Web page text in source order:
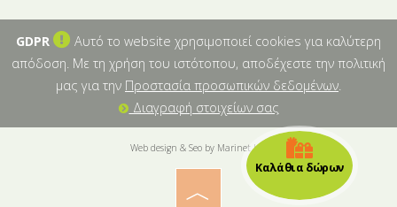
GDPR
Αυτό το website χρησιμοποιεί cookies για καλύτερη
απόδοση. Με τη χρήση του ιστότοπου, αποδέχεστε την πολιτική
μας για την Προστασία προσωπικών δεδομένων
Διαγραφή στοιχείων σας
Web design & Seo by Marinet Ltd
︿
Καλάθια δώρων